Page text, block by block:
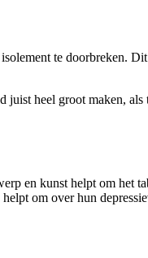
te doorbreken.
heel groot maken,
en kunst helpt om
om over hun